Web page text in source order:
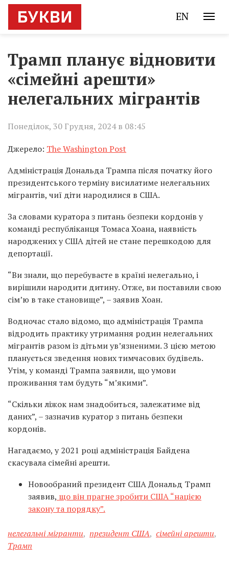
EN
Трамп планує відновити
«сімейні арешти»
нелегальних мігрантів
Понеділок, 30 Грудня, 2024 в 08:45
Джерело: The Washington Post
Адміністрація Дональда Трампа після початку його
президентського терміну висилатиме нелегальних
мігрантів, чиї діти народилися в США.
За словами куратора з питань безпеки кордонів у
команді республіканця Томаса Хоана, наявність
народжених у США дітей не стане перешкодою для
депортації.
“Ви знали, що перебуваєте в країні нелегально, і
вирішили народити дитину. Отже, ви поставили свою
сім’ю в таке становище”, – заявив Хоан.
Водночас стало відомо, що адміністрація Трампа
відродить практику утримання родин нелегальних
мігрантів разом із дітьми ув’язненими. З цією метою
планується зведення нових тимчасових будівель.
Утім, у команді Трампа заявили, що умови
проживання там будуть “м’якими”.
“Скільки ліжок нам знадобиться, залежатиме від
даних”, – зазначив куратор з питань безпеки
кордонів.
Нагадаємо, у 2021 році адміністрація Байдена
скасувала сімейні арешти.
Новообраний президент США Дональд Трамп
заявив, що він прагне зробити США “нацією
закону та порядку”.
нелегальні мігранти, президент США, сімейні арешти,
Трамп